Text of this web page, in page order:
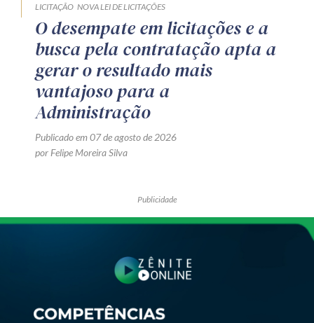
LICITAÇÃO NOVA LEI DE LICITAÇÕES
O desempate em licitações e a
busca pela contratação apta a
gerar o resultado mais
vantajoso para a
Administração
Publicado em 07 de agosto de 2026
por Felipe Moreira Silva
Publicidade